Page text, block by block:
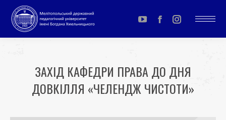
YouTube
page
in
new
Facebook
page
in
new
Instagram
page
in
new
ЗАХІД КАФЕДРИ ПРАВА ДО ДНЯ
ДОВКІЛЛЯ «ЧЕЛЕНДЖ ЧИСТОТИ»